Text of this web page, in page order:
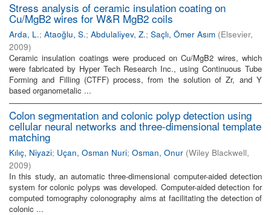
Stress analysis of ceramic insulation coating on
Cu/MgB2 wires for W&R MgB2 coils
Arda, L.; Ataoğlu, S.; Abdulaliyev, Z.; Saçlı, Ömer Asım (Elsevier,
2009)
Ceramic insulation coatings were produced on Cu/MgB2 wires, which
were fabricated by Hyper Tech Research Inc., using Continuous Tube
Forming and Filling (CTFF) process, from the solution of Zr, and Y
based organometalic ...
Colon segmentation and colonic polyp detection using
cellular neural networks and three-dimensional template
matching
Kılıç, Niyazi; Uçan, Osman Nuri; Osman, Onur (Wiley Blackwell,
2009)
In this study, an automatic three-dimensional computer-aided detection
system for colonic polyps was developed. Computer-aided detection for
computed tomography colonography aims at facilitating the detection of
colonic ...